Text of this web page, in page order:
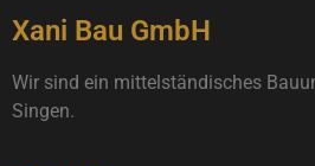
Xani Bau GmbH
Wir sind ein mittelständisches
Singen.